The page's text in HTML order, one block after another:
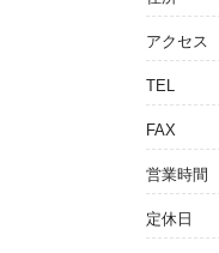
アクセス
TEL
FAX
営業時間
定休日